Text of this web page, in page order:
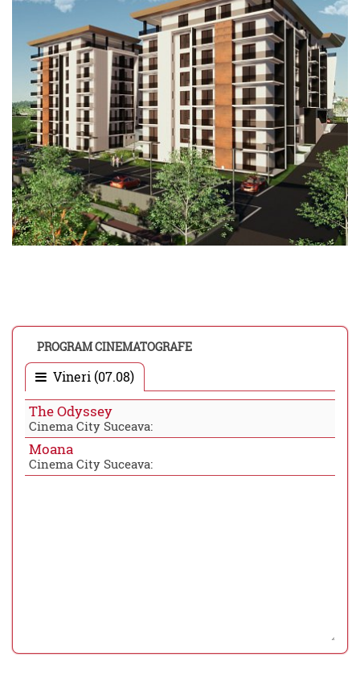
PROGRAM CINEMATOGRAFE
Vineri (07.08)
The Odyssey
Cinema City Suceava:
Moana
Cinema City Suceava: